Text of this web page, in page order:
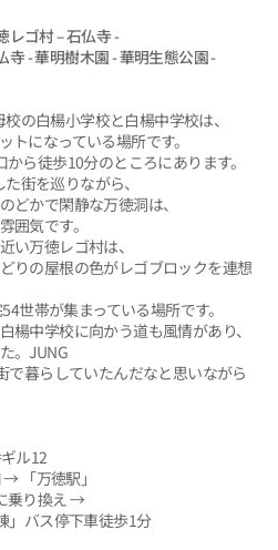
レゴ村 – 石仏寺 -
- 華明樹木園 - 華明生態公園 -
の白楊小学校と白楊中学校は、
トになっている場所です。
ら徒歩10分のところにあります。
街を巡りながら、
どかで閑静な万徳洞は、
囲気です。
い万徳レゴ村は、
りの屋根の色がレゴブロックを連想
世帯が集まっている場所です。
楊中学校に向かう道も風情があり、
。JUNG
で暮らしていたんだなと思いながら
ル12
「万徳駅」
乗り換え →
」バス停下車徒歩1分